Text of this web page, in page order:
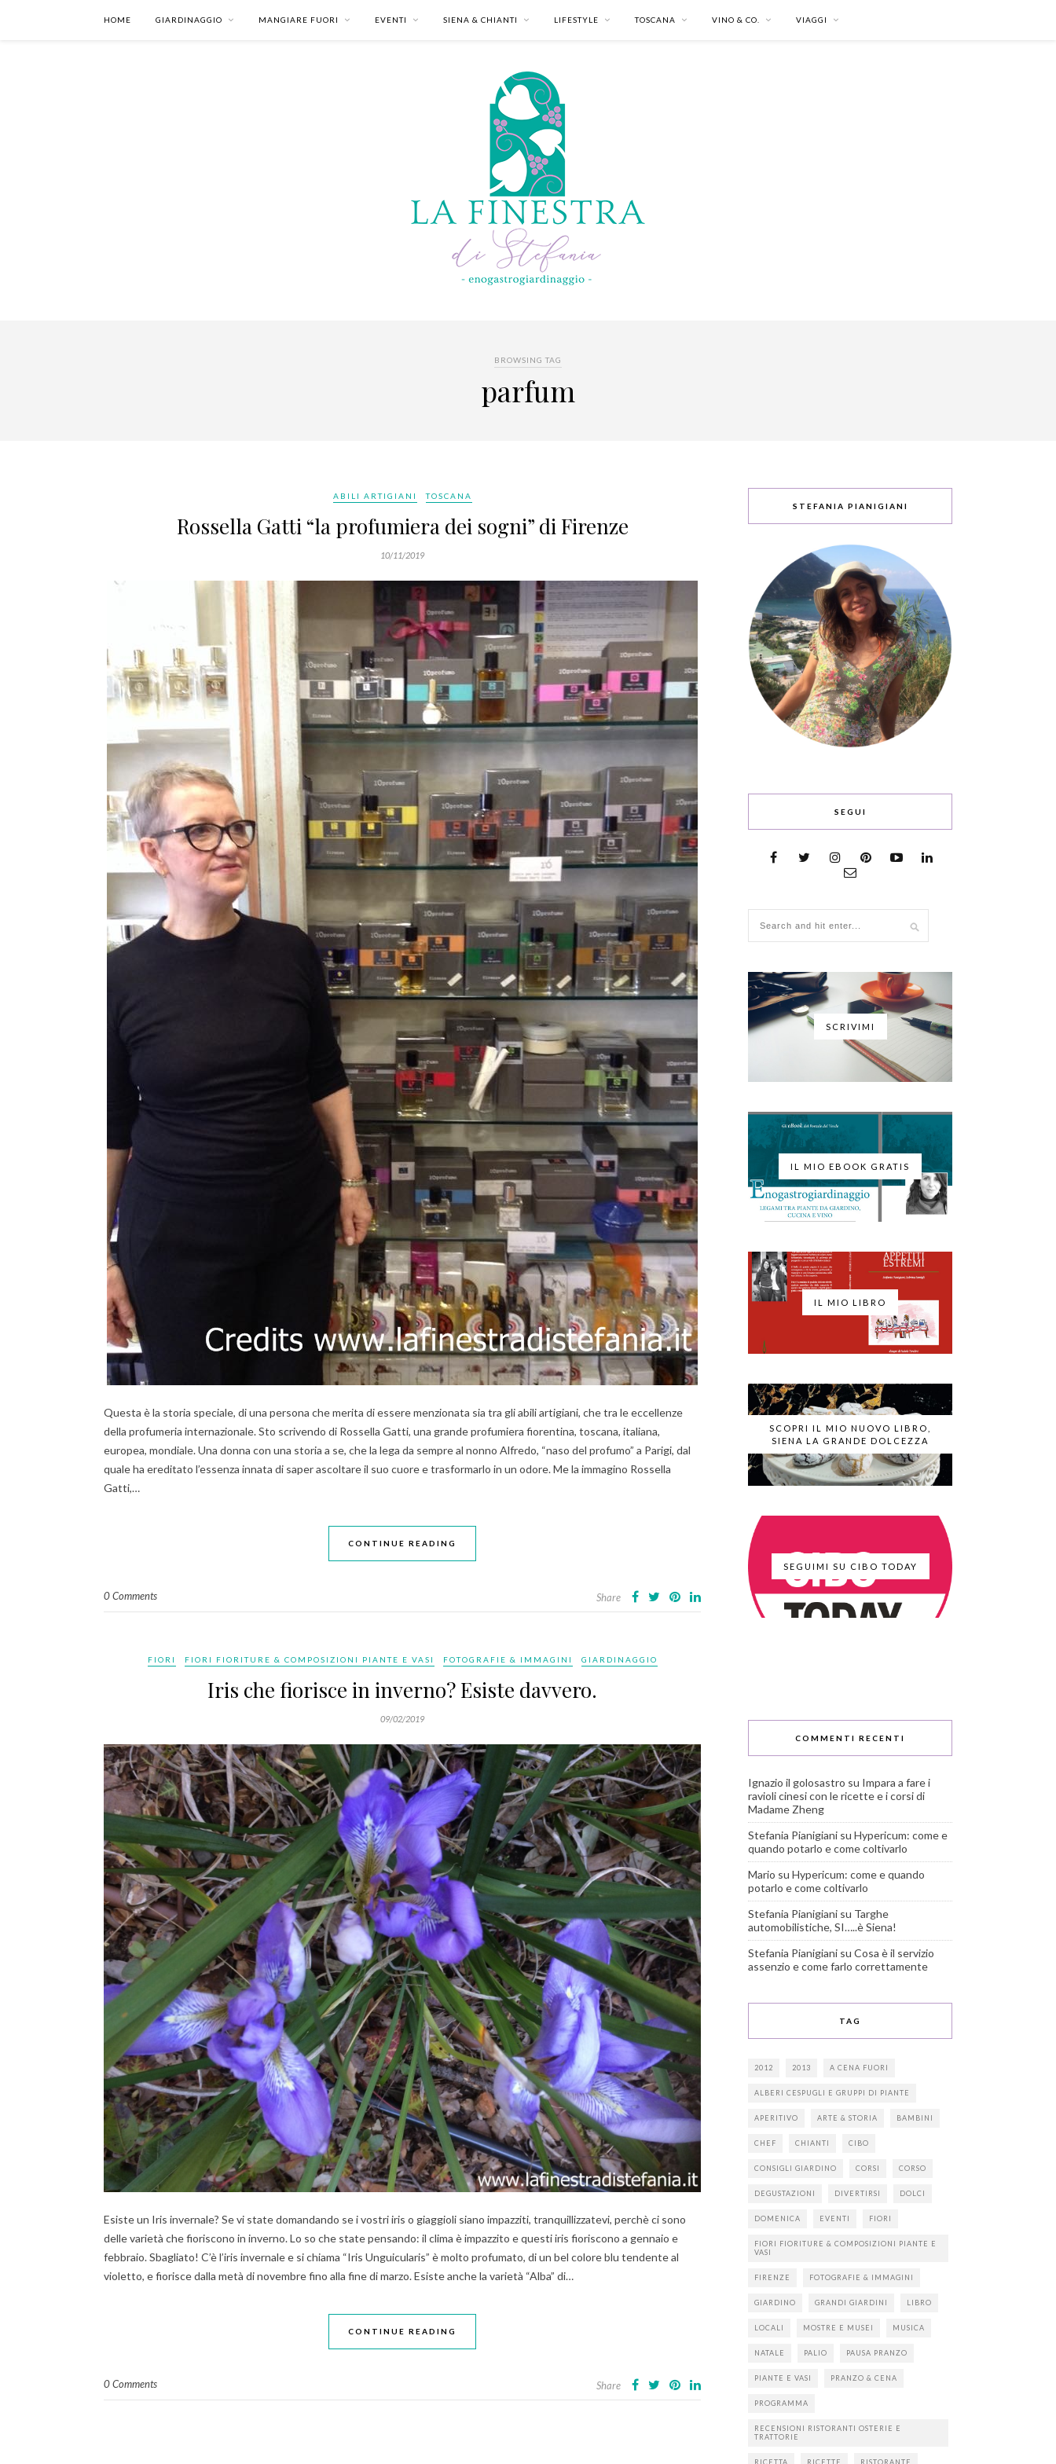
HOME GIARDINAGGIO MANGIARE FUORI EVENTI SIENA & CHIANTI LIFESTYLE TOSCANA VINO & CO. VIAGGI
BROWSING TAG
parfum
ABILI ARTIGIANI TOSCANA
Rossella Gatti “la profumiera dei sogni” di Firenze
10/11/2019
Questa è la storia speciale, di una persona che merita di essere menzionata sia tra gli abili artigiani, che tra le eccellenze
della profumeria internazionale. Sto scrivendo di Rossella Gatti, una grande profumiera fiorentina, toscana, italiana,
europea, mondiale. Una donna con una storia a se, che la lega da sempre al nonno Alfredo, “naso del profumo” a Parigi, dal
quale ha ereditato l’essenza innata di saper ascoltare il suo cuore e trasformarlo in un odore. Me la immagino Rossella
Gatti,…
CONTINUE READING
0 Comments Share
FIORI FIORI FIORITURE & COMPOSIZIONI PIANTE E VASI FOTOGRAFIE & IMMAGINI GIARDINAGGIO
Iris che fiorisce in inverno? Esiste davvero.
09/02/2019
Esiste un Iris invernale? Se vi state domandando se i vostri iris o giaggioli siano impazziti, tranquillizzatevi, perchè ci sono
delle varietà che fioriscono in inverno. Lo so che state pensando: il clima è impazzito e questi iris fioriscono a gennaio e
febbraio. Sbagliato! C’è l’iris invernale e si chiama “Iris Unguicularis” è molto profumato, di un bel colore blu tendente al
violetto, e fiorisce dalla metà di novembre fino alla fine di marzo. Esiste anche la varietà “Alba” di…
CONTINUE READING
0 Comments Share
STEFANIA PIANIGIANI
SEGUI
SCRIVIMI
IL MIO EBOOK GRATIS
IL MIO LIBRO
SCOPRI IL MIO NUOVO LIBRO,
SIENA LA GRANDE DOLCEZZA
SEGUIMI SU CIBO TODAY
COMMENTI RECENTI
Ignazio il golosastro su Impara a fare i
ravioli cinesi con le ricette e i corsi di
Madame Zheng
Stefania Pianigiani su Hypericum: come e
quando potarlo e come coltivarlo
Mario su Hypericum: come e quando
potarlo e come coltivarlo
Stefania Pianigiani su Targhe
automobilistiche, SI…..è Siena!
Stefania Pianigiani su Cosa è il servizio
assenzio e come farlo correttamente
TAG
2012 2013 A CENA FUORI
ALBERI CESPUGLI E GRUPPI DI PIANTE
APERITIVO ARTE & STORIA BAMBINI
CHEF CHIANTI CIBO
CONSIGLI GIARDINO CORSI CORSO
DEGUSTAZIONI DIVERTIRSI DOLCI
DOMENICA EVENTI FIORI
FIORI FIORITURE & COMPOSIZIONI PIANTE E
VASI
FIRENZE FOTOGRAFIE & IMMAGINI
GIARDINO GRANDI GIARDINI LIBRO
LOCALI MOSTRE E MUSEI MUSICA
NATALE PALIO PAUSA PRANZO
PIANTE E VASI PRANZO & CENA
PROGRAMMA
RECENSIONI RISTORANTI OSTERIE E
TRATTORIE
RICETTA RICETTE RISTORANTE